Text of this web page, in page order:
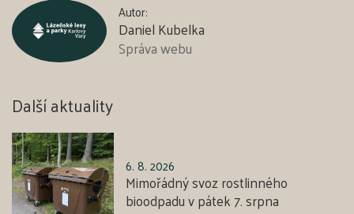
Autor:
Daniel Kubelka
Správa webu
Další aktuality
6. 8. 2026
Mimořádný svoz rostlinného
bioodpadu v pátek 7. srpna